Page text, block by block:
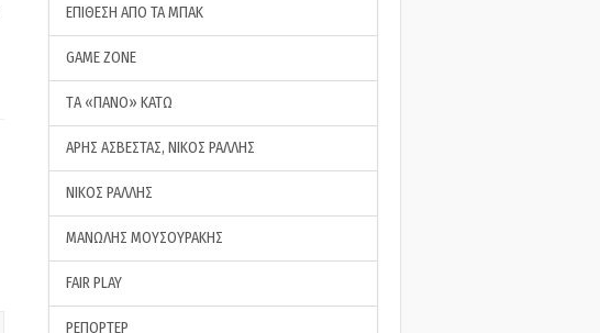
ΕΠΙΘΕΣΗ ΑΠΟ ΤΑ ΜΠΑΚ
GAME ZONE
ΤA «ΠΑΝΟ» ΚΑΤΩ
ΑΡΗΣ ΑΣΒΕΣΤΑΣ, ΝΙΚΟΣ ΡΑΛΛΗΣ
ΝΙΚΟΣ ΡΑΛΛΗΣ
ΜΑΝΩΛΗΣ ΜΟΥΣΟΥΡΑΚΗΣ
FAIR PLAY
ΡΕΠΟΡΤΕΡ